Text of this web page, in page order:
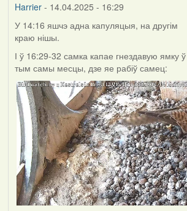
Harrier- 14.04.2025 - 16:29
У 14:16 яшчэ адна капуляцыя, на другім
краю нішы.
І ў 16:29-32 самка капае гнездавую ямку ў
тым самы месцы, дзе яе рабіў самец: